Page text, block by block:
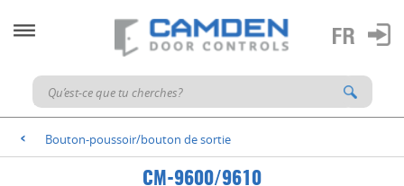
< Bouton-poussoir/bouton de sortie
CM-9600/9610